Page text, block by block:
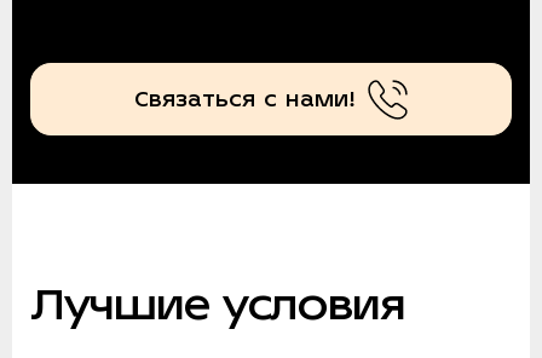
Связаться с нами!
Лучшие условия